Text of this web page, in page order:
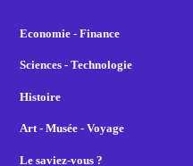
Economie - Finance
Sciences - Technologie
Histoire
Art - Musée - Voyage
Le saviez-vous ?